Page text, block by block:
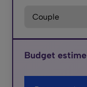
Budget estime